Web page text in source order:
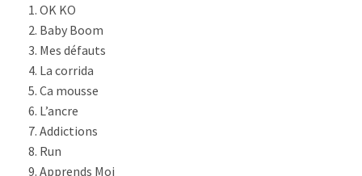
OK KO
Baby Boom
Mes défauts
La corrida
Ca mousse
L’ancre
Addictions
Run
Apprends Moi